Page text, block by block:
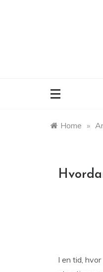
Home »
I en tid,